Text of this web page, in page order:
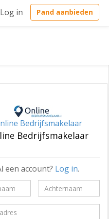
Log in Pand aanbieden
Bedrijfsmakelaar
Bedrijfsmakelaar
een account? Log in.